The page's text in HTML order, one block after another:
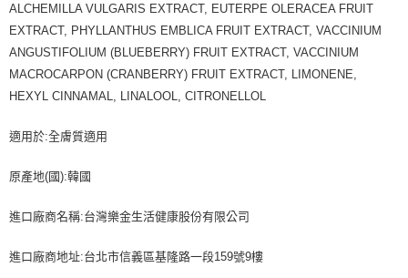
ALCHEMILLA VULGARIS EXTRACT, EUTERPE OLERACEA FRUIT
EXTRACT, PHYLLANTHUS EMBLICA FRUIT EXTRACT, VACCINIUM
ANGUSTIFOLIUM (BLUEBERRY) FRUIT EXTRACT, VACCINIUM
MACROCARPON (CRANBERRY) FRUIT EXTRACT, LIMONENE,
HEXYL CINNAMAL, LINALOOL, CITRONELLOL
適用於:全膚質適用
原產地(國):韓國
進口廠商名稱:台灣樂金生活健康股份有限公司
進口廠商地址:台北市信義區基隆路一段159號9樓